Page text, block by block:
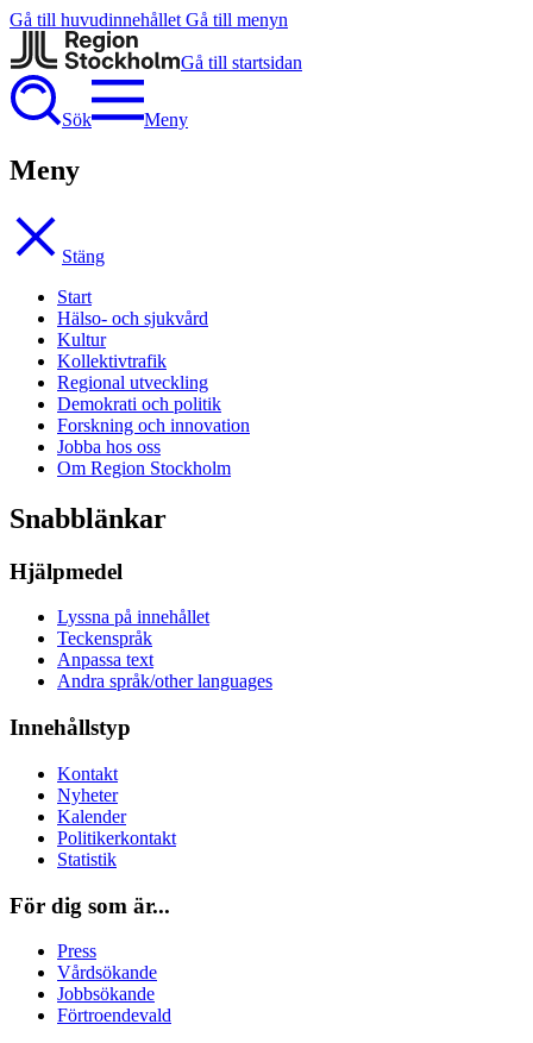
Gå till huvudinnehållet Gå till menyn
Gå till startsidan
Sök Meny
Meny
Stäng
Start
Hälso- och sjukvård
Kultur
Kollektivtrafik
Regional utveckling
Demokrati och politik
Forskning och innovation
Jobba hos oss
Om Region Stockholm
Snabblänkar
Hjälpmedel
Lyssna på innehållet
Teckenspråk
Anpassa text
Andra språk/other languages
Innehållstyp
Kontakt
Nyheter
Kalender
Politikerkontakt
Statistik
För dig som är...
Press
Vårdsökande
Jobbsökande
Förtroendevald